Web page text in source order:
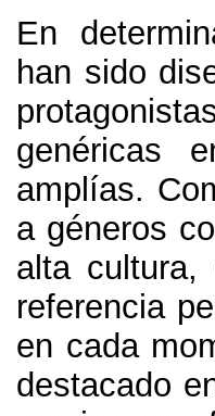
En
han sido
genéricas
amplías.
a géneros
alta
referencia
en cada
destacado